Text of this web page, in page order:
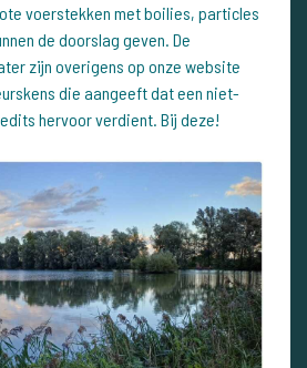
voerstekken met boilies, particles
de doorslag geven. De
zijn overigens op onze website
die aangeeft dat een niet-
hervoor verdient. Bij deze!